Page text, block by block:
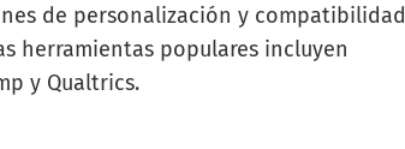
de personalización y compatibilidad
herramientas populares incluyen
y Qualtrics.